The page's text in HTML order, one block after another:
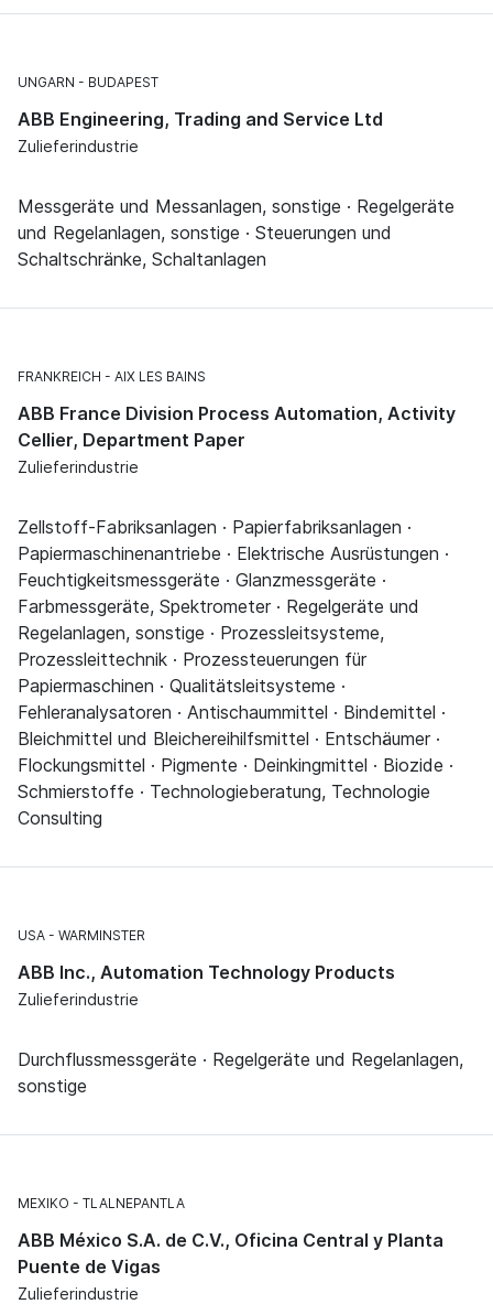
UNGARN BUDAPEST
ABB Engineering, Trading and Service Ltd
Zulieferindustrie
Messgeräte und Messanlagen, sonstige · Regelgeräte
und Regelanlagen, sonstige · Steuerungen und
Schaltschränke, Schaltanlagen
FRANKREICH AIX LES BAINS
ABB France Division Process Automation, Activity
Cellier, Department Paper
Zulieferindustrie
Zellstoff-Fabriksanlagen · Papierfabriksanlagen ·
Papiermaschinenantriebe · Elektrische Ausrüstungen ·
Feuchtigkeitsmessgeräte · Glanzmessgeräte ·
Farbmessgeräte, Spektrometer · Regelgeräte und
Regelanlagen, sonstige · Prozessleitsysteme,
Prozessleittechnik · Prozessteuerungen für
Papiermaschinen · Qualitätsleitsysteme ·
Fehleranalysatoren · Antischaummittel · Bindemittel ·
Bleichmittel und Bleichereihilfsmittel · Entschäumer ·
Flockungsmittel · Pigmente · Deinkingmittel · Biozide ·
Schmierstoffe · Technologieberatung, Technologie
Consulting
USA WARMINSTER
ABB Inc., Automation Technology Products
Zulieferindustrie
Durchflussmessgeräte · Regelgeräte und Regelanlagen,
sonstige
MEXIKO TLALNEPANTLA
ABB México S.A. de C.V., Oficina Central y Planta
Puente de Vigas
Zulieferindustrie